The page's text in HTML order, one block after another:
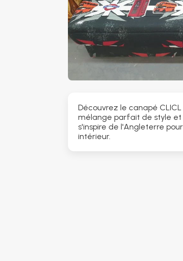
Découvrez le canapé
mélange parfait de style
s'inspire de l'Angleterre
intérieur.